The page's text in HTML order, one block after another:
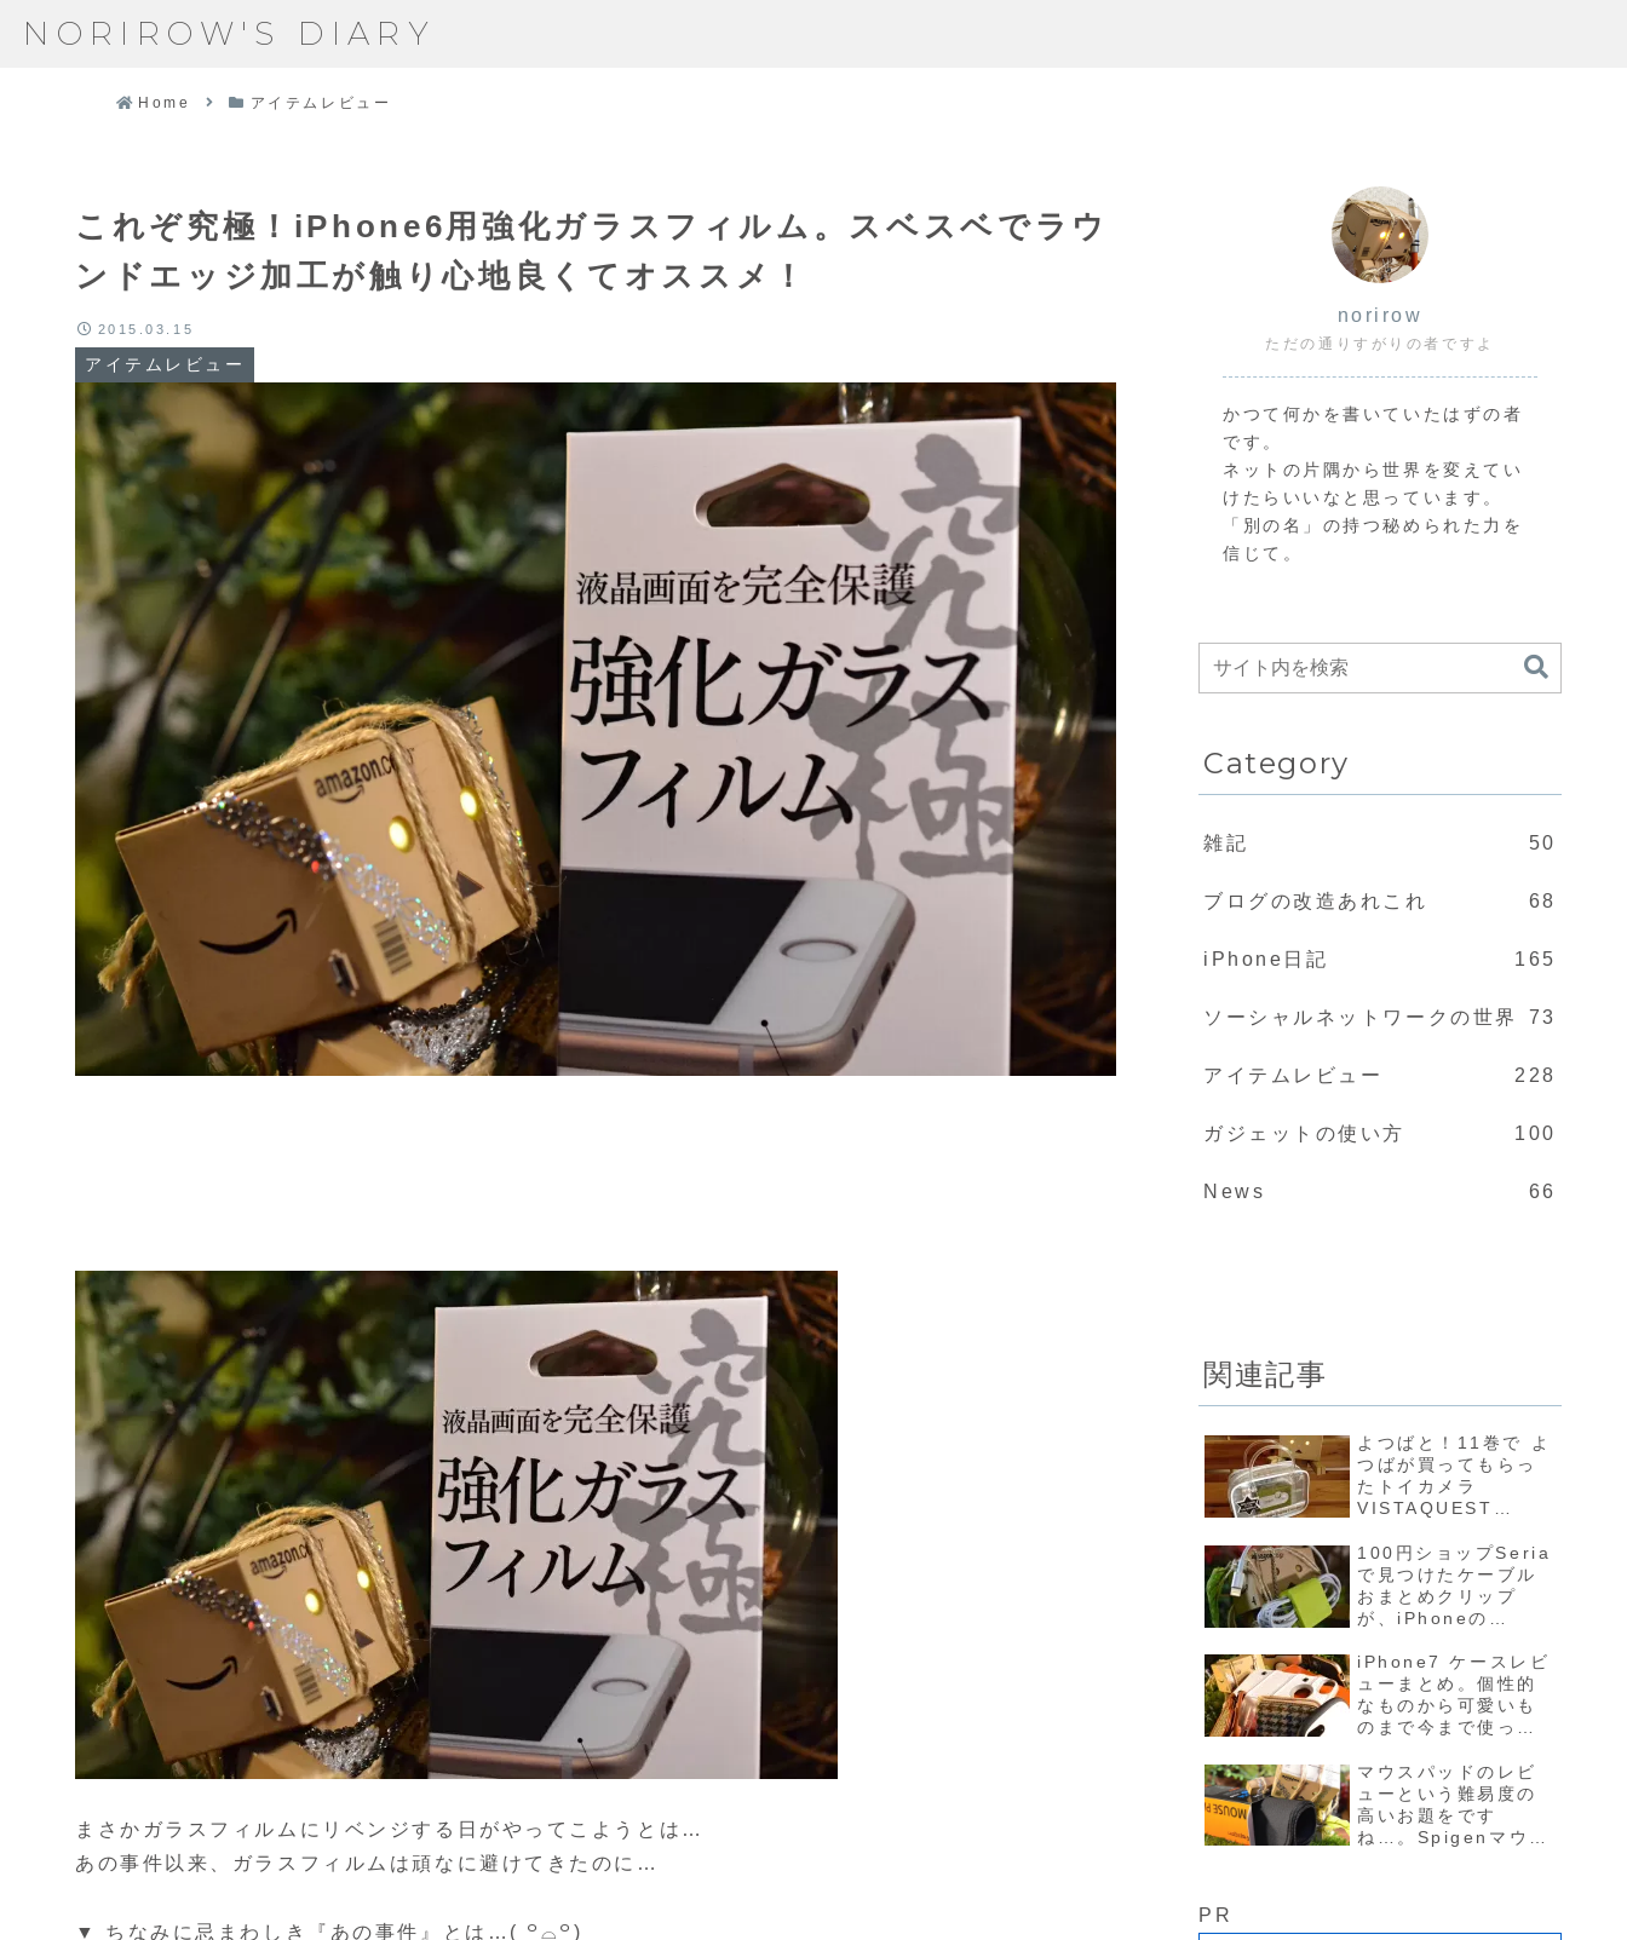
NORIROW'S DIARY
Home アイテムレビュー
これぞ究極！iPhone6用強化ガラスフィルム。スベスベでラウ
ンドエッジ加工が触り心地良くてオススメ！
アイテムレビュー
2015.03.15
まさかガラスフィルムにリベンジする日がやってこようとは…
あの事件以来、ガラスフィルムは頑なに避けてきたのに…
▼ ちなみに忌まわしき『あの事件』とは…( ꒪⌓꒪)
norirow
ただの通りすがりの者ですよ
かつて何かを書いていたはずの者
です。
ネットの片隅から世界を変えてい
けたらいいなと思っています。
「別の名」の持つ秘められた力を
信じて。
Category
雑記 50
ブログの改造あれこれ 68
iPhone日記 165
ソーシャルネットワークの世界 73
アイテムレビュー 228
ガジェットの使い方 100
News 66
関連記事
よつばと！11巻で よ
つばが買ってもらっ
たトイカメラ
VISTAQUEST
てきたのでレビュー
♬
100円ショップSeria
で見つけたケーブル
おまとめクリップ
が、iPhoneの
持ち歩くにはピッタ
リかもしれない。
iPhone7 ケースレビ
ューまとめ。個性的
なものから可愛いも
のまで今まで使った
マウスパッドのレビ
ューという難易度の
高いお題をです
ね…。Spigenマウス
PR